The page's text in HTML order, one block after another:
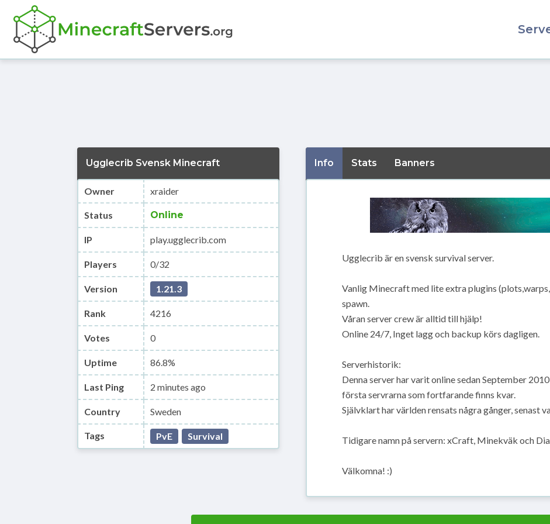
Ugglecrib Svensk Minecraft
Owner xraider
Status Online
IP play.ugglecrib.com
Players 0/32
Version 1.21.3
Rank 4216
Votes 0
Uptime 86.8%
Last Ping 2 minutes ago
Country Sweden
Tags PvE Survival
Info Stats Banners
Ugglecrib är en svensk survival server.
Vanlig Minecraft med lite extra plugins
spawn.
Våran server crew är alltid till hjälp!
Online 24/7, Inget lagg och backup körs dagligen.
Serverhistorik:
Denna server har varit online sedan September
första servrarna som fortfarande finns kvar.
Självklart har världen rensats några gånger, senast
Tidigare namn på servern: xCraft, Minekväk och
Välkomna! :)